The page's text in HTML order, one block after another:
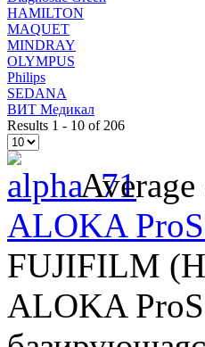
HAMILTON
MAQUET
MINDRAY
OLYMPUS
Philips
SEDANA
ВИТ Медикал
Results 1 - 10 of 206
ALOKA
FUJIFILM
ALOKA